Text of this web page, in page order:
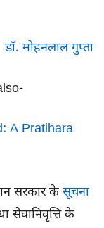
डॉ. मोहनलाल गुप्ता
A Pratihara
सरकार के सूचना
सेवानिवृत्ति के